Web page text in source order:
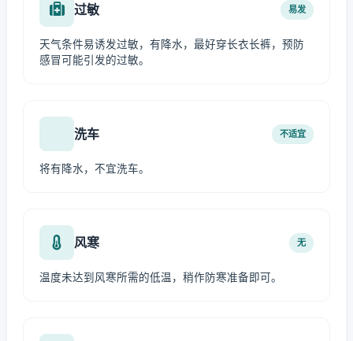
过敏 易发
天气条件易诱发过敏，有降水，最好穿长衣长裤，预防
感冒可能引发的过敏。
洗车 不适宜
将有降水，不宜洗车。
风寒 无
温度未达到风寒所需的低温，稍作防寒准备即可。